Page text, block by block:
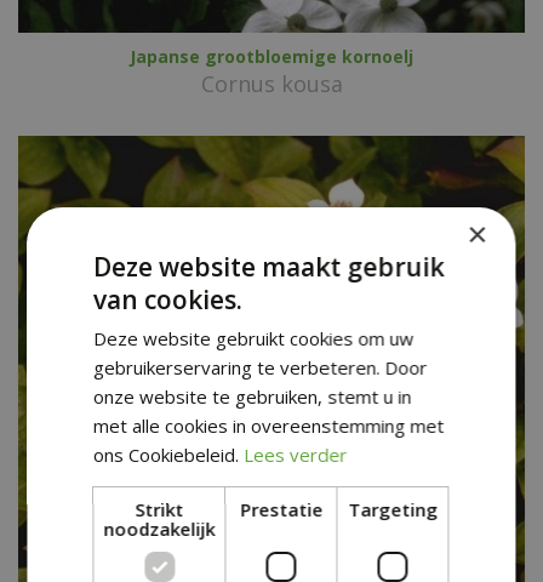
Japanse grootbloemige kornoelj
Cornus kousa
×
Deze website maakt gebruik
van cookies.
Deze website gebruikt cookies om uw
gebruikerservaring te verbeteren. Door
onze website te gebruiken, stemt u in
met alle cookies in overeenstemming met
ons Cookiebeleid. Lees verder
Strikt
noodzakelijk
Prestatie Targeting